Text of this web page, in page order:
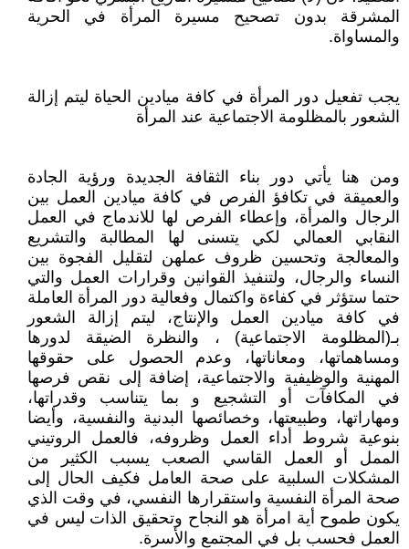
المشرقة بدون تصحيح مسيرة المرأة في الحرية
والمساواة.
يجب تفعيل دور المرأة في كافة ميادين الحياة ليتم إزالة
الشعور بالمظلومة الاجتماعية عند المرأة
ومن هنا يأتي دور بناء الثقافة الجديدة ورؤية الجادة
والعميقة في تكافؤ الفرص في كافة ميادين العمل بين
الرجال والمرأة، وإعطاء الفرص لها للاندماج في العمل
النقابي العمالي لكي يتسنى لها المطالبة والتشريع
والمعالجة وتحسين ظروف عملهن لتقليل الفجوة بين
النساء والرجال، ولتنفيذ القوانين وقرارات العمل والتي
حتما ستؤثر في كفاءة واكتمال وفعالية دور المرأة العاملة
في كافة ميادين العمل والإنتاج، ليتم إزالة الشعور
بـ(المظلومة الاجتماعية) ، والنظرة الضيقة لدورها
ومساهماتها، ومعاناتها، وعدم الحصول على حقوقها
المهنية والوظيفية والاجتماعية، إضافة إلى نقص فرصها
في المكافآت أو التشجيع و بما يتناسب وقدراتها،
ومهاراتها، وطبيعتها، وخصائصها البدنية والنفسية، وأيضا
بنوعية شروط أداء العمل وظروفه، فالعمل الروتيني
الممل أو العمل القاسي الصعب يسبب الكثير من
المشكلات السلبية على صحة العامل فكيف الحال إلى
صحة المرأة النفسية واستقرارها النفسي، في وقت الذي
يكون طموح أية امرأة هو النجاح وتحقيق الذات ليس في
العمل فحسب بل في المجتمع والأسرة.